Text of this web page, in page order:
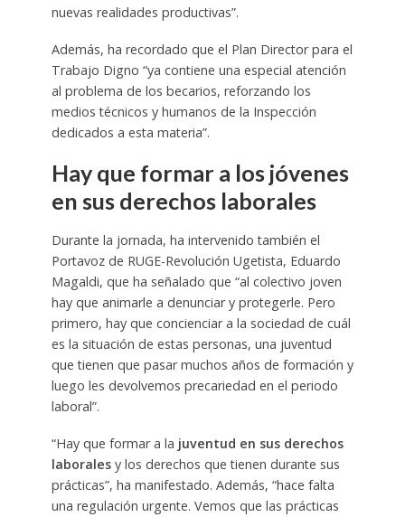
nuevas realidades productivas”.
Además, ha recordado que el Plan Director para el
Trabajo Digno “ya contiene una especial atención
al problema de los becarios, reforzando los
medios técnicos y humanos de la Inspección
dedicados a esta materia”.
Hay que formar a los jóvenes
en sus derechos laborales
Durante la jornada, ha intervenido también el
Portavoz de RUGE-Revolución Ugetista, Eduardo
Magaldi, que ha señalado que “al colectivo joven
hay que animarle a denunciar y protegerle. Pero
primero, hay que concienciar a la sociedad de cuál
es la situación de estas personas, una juventud
que tienen que pasar muchos años de formación y
luego les devolvemos precariedad en el periodo
laboral”.
“Hay que formar a la juventud en sus derechos
laboralesy los derechos que tienen durante sus
prácticas”, ha manifestado. Además, “hace falta
una regulación urgente. Vemos que las prácticas